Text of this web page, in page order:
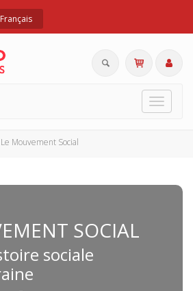
Français
Toggle
Le Mouvement Social
SOCIAL
sociale